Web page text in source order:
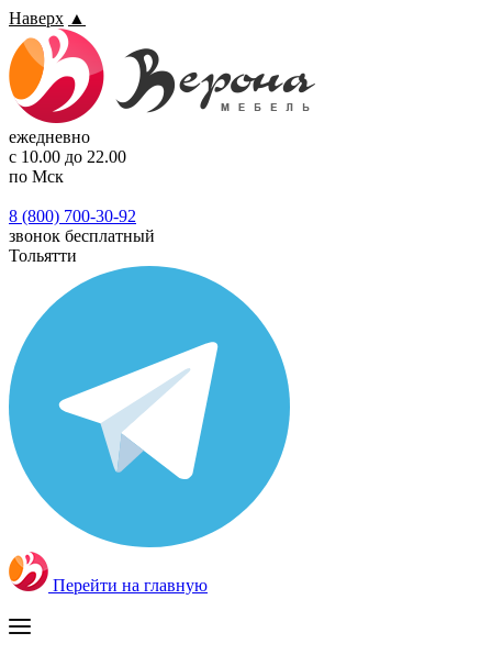
Наверх ▲
ежедневно
с 10.00 до 22.00
по Мск
8 (800) 700-30-92
звонок бесплатный
Тольятти
Перейти на главную